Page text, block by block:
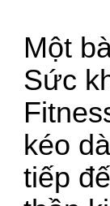
Một
Sức
kéo
tiếp